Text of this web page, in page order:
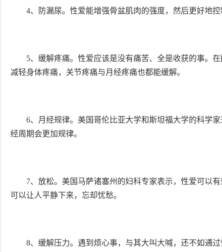
4、防漏尿。性爱能增强骨盆肌肉的强度，然后更好地
5、缓解疼痛。性爱应该是没有痛苦、全是收获的事。
减轻身体疼痛，关节疼痛与月经疼痛也都能缓解。
6、月经规律。美国哥伦比亚大学和斯坦福大学的科学
经周期会更加规律。
7、放松。美国马萨诸塞州的妇科专家表示，性爱可以
可以让人平静下来，忘却忧愁。
8、缓解压力。遇到烦心事，与其大叫大喊，还不如通